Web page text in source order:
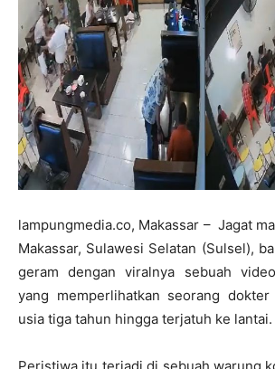
lampungmedia.co, Makassar – Jagat
Makassar, Sulawesi Selatan (Sulsel),
geram dengan viralnya sebuah
yang memperlihatkan seorang dokter
usia tiga tahun hingga terjatuh ke lantai.